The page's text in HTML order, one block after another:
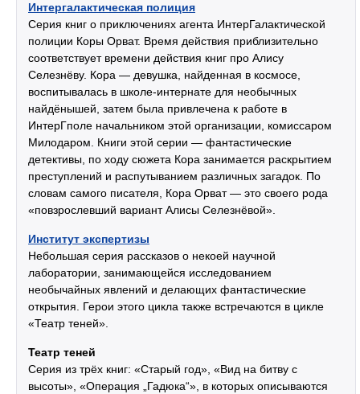
Интергалактическая полиция
Серия книг о приключениях агента ИнтерГалактической
полиции Коры Орват. Время действия приблизительно
соответствует времени действия книг про Алису
Селезнёву. Кора — девушка, найденная в космосе,
воспитывалась в школе-интернате для необычных
найдёнышей, затем была привлечена к работе в
ИнтерГполе начальником этой организации, комиссаром
Милодаром. Книги этой серии — фантастические
детективы, по ходу сюжета Кора занимается раскрытием
преступлений и распутыванием различных загадок. По
словам самого писателя, Кора Орват — это своего рода
«повзрослевший вариант Алисы Селезнёвой».
Институт экспертизы
Небольшая серия рассказов о некоей научной
лаборатории, занимающейся исследованием
необычайных явлений и делающих фантастические
открытия. Герои этого цикла также встречаются в цикле
«Театр теней».
Театр теней
Серия из трёх книг: «Старый год», «Вид на битву с
высоты», «Операция „Гадюка“», в которых описываются